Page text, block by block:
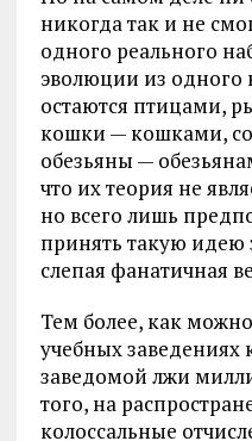
никогда так и не
одного реального
эволюции из одного
остаются птицами,
кошки — кошками,
обезьяны —
что их теория не
но всего лишь
принять такую идею
слепая фанатичная
Тем более, как
учебных заведениях
заведомой лжи
того, на
колоссальные